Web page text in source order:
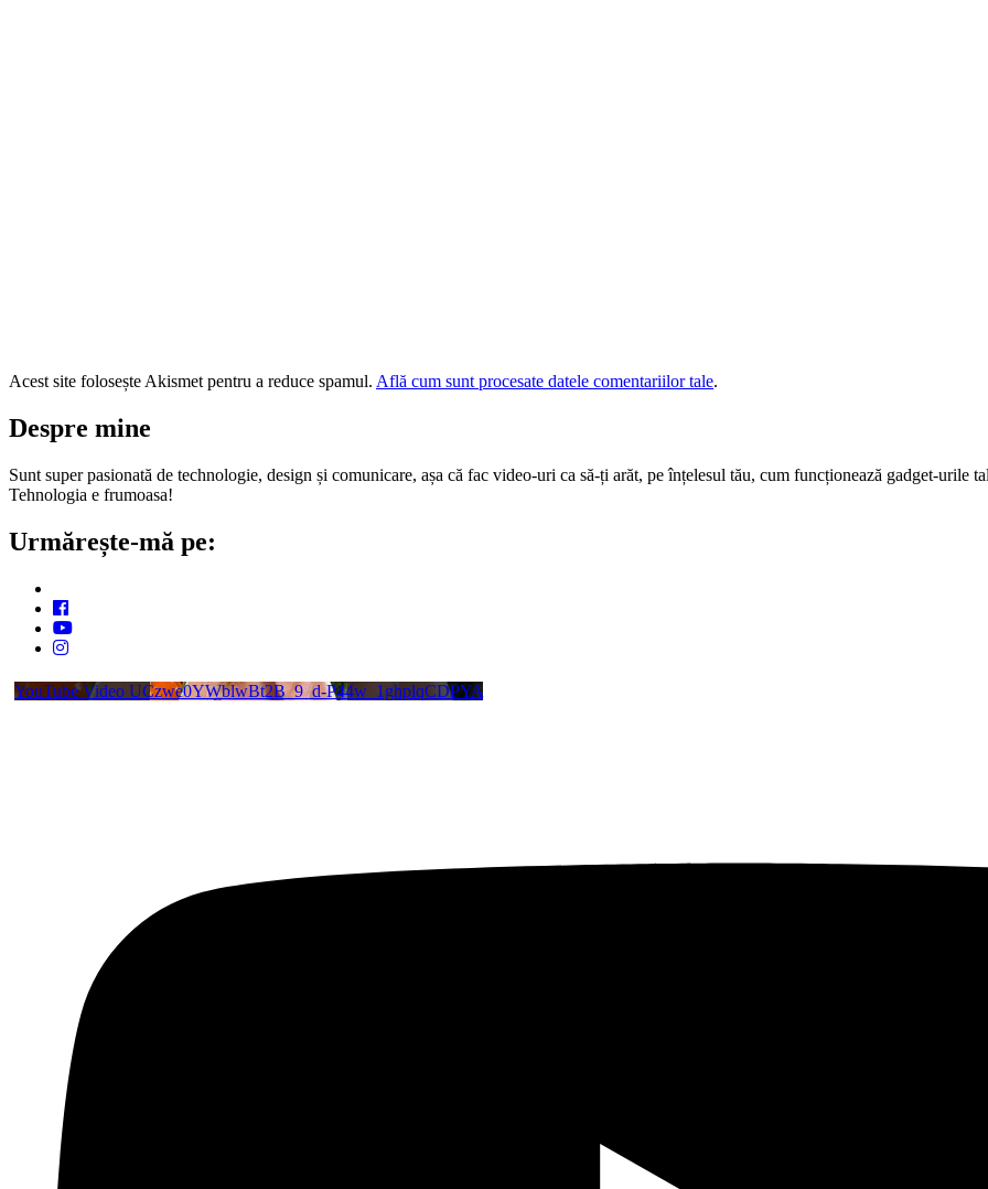
Acest site folosește Akismet pentru a reduce spamul. Află cum sunt procesate datele comentariilor tale.
Despre mine
Sunt super pasionată de technologie, design și comunicare, așa că fac video-uri ca să-ți arăt, pe înțelesul tău, cum funcționează gadget-urile
Tehnologia e frumoasa!
Urmărește-mă pe:
YouTube Video UCzwe0YWblwBt2B_9_d-P44w_1ghplqCDPYA